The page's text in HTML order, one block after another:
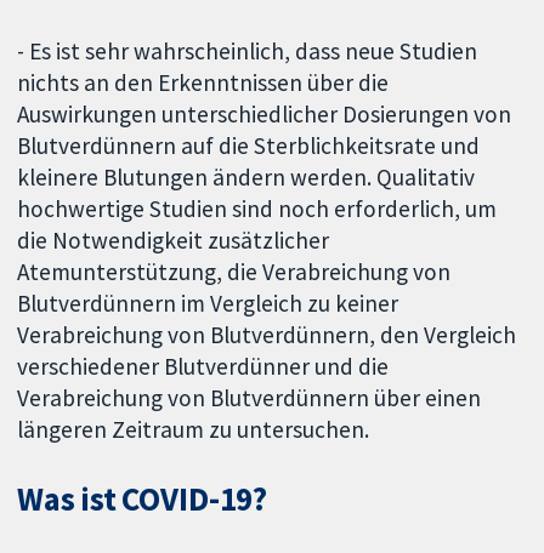
- Es ist sehr wahrscheinlich, dass neue Studien
nichts an den Erkenntnissen über die
Auswirkungen unterschiedlicher Dosierungen von
Blutverdünnern auf die Sterblichkeitsrate und
kleinere Blutungen ändern werden. Qualitativ
hochwertige Studien sind noch erforderlich, um
die Notwendigkeit zusätzlicher
Atemunterstützung, die Verabreichung von
Blutverdünnern im Vergleich zu keiner
Verabreichung von Blutverdünnern, den Vergleich
verschiedener Blutverdünner und die
Verabreichung von Blutverdünnern über einen
längeren Zeitraum zu untersuchen.
Was ist COVID-19?